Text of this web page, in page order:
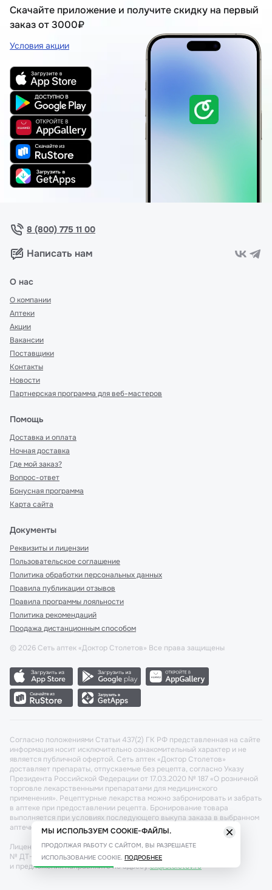
Скачайте приложение и получите скидку на первый
заказ от 3000₽
Условия акции
8 (800) 775 11 00
Написать нам
О нас
О компании
Аптеки
Акции
Вакансии
Поставщики
Контакты
Новости
Партнерская программа для веб-мастеров
Помощь
Доставка и оплата
Ночная доставка
Где мой заказ?
Вопрос-ответ
Бонусная программа
Карта сайта
Документы
Реквизиты и лицензии
Пользовательское соглашение
Политика обработки персональных данных
Правила публикации отзывов
Правила программы лояльности
Политика рекомендаций
Продажа дистанционным способом
© 2026 Сеть аптек «Доктор Столетов» Все права защищены
Согласно положениями Статьи 437(2) ГК РФ представленная на сайте
информация носит исключительно ознакомительный характер и не
является публичной офертой. Сеть аптек «Доктор Столетов»
доставляет препараты, отпускаемые без рецепта, согласно Указу
Президента Российской Федерации от 17.03.2020 № 187 «О розничной
торговле лекарственными препаратами для медицинского
применения». Рецептурные лекарства можно забронировать и забрать
в аптеке при предоставлении рецепта. Бронирование товара
выполняется при условиях последующего выкупа заказа в выбранном
аптечном пункте.
Лицензия №: ЛО-77-02-011340 от 22 декабря 2020г. Разрешение
№ ДТ-77-000421 от 25.10.2021 г. Вопросы по заказам, претензии
и предложения направляйте по адресу:cx@stoletov.ru
МЫ ИСПОЛЬЗУЕМ COOKIE-ФАЙЛЫ.
ПРОДОЛЖАЯ РАБОТУ С САЙТОМ, ВЫ РАЗРЕШАЕТЕ
ИСПОЛЬЗОВАНИЕ COOKIE. ПОДРОБНЕЕ